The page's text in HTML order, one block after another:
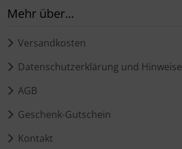
Mehr über...
Versandkosten
Datenschutzerklärung und Hinweise
AGB
Geschenk-Gutschein
Kontakt